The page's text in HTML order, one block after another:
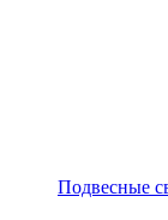
Подвесные